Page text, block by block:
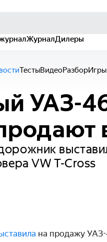
ЖурналДилеры
ТестыВидеоРазборИгры
УАЗ-
VW T-Cross
на продажу